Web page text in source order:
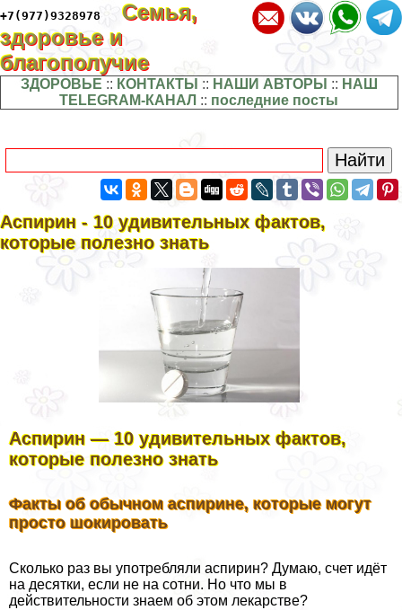
+7(977)9328978
Семья,
здоровье и
благополучие
ЗДОРОВЬЕ :: КОНТАКТЫ :: НАШИ АВТОРЫ :: НАШ
TELEGRAM-КАНАЛ :: последние посты
Аспирин - 10 удивительных фактов,
которые полезно знать
Аспирин — 10 удивительных фактов,
которые полезно знать
Факты об обычном аспирине, которые могут
просто шокировать
Сколько раз вы употрeбляли аспирин? Думаю, счет идёт
на десятки, если не на сотни. Но что мы в
действительности знаем об этом лекарстве?